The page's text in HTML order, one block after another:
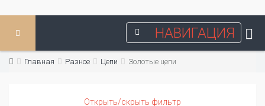
НАВИГАЦИЯ
Главная Разное Цепи Золотые цепи
Открыть/скрыть фильтр